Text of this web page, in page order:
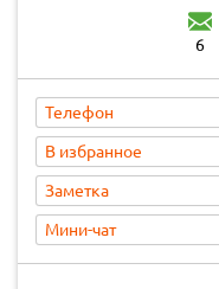
6
Телефон
В избранное
Заметка
Мини-чат